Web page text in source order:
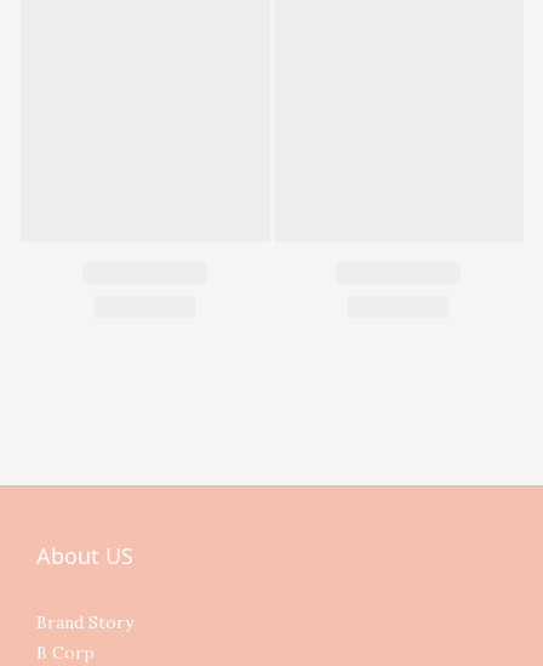
About US
Brand Story
B Corp